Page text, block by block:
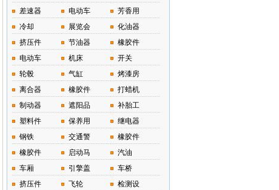
差速器
电动车
芳香用
冷却
展览会
化油器
挤压件
节油器
橡胶件
电动车
机床
开关
轮毂
气缸
烤漆房
离合器
橡胶件
打蜡机
制动器
遮阳品
补胎工
塑料件
保养用
继电器
钢铁
交通警
橡胶件
橡胶件
启动马
汽油
车厢
引擎盖
车桥
挤压件
飞轮
检测设